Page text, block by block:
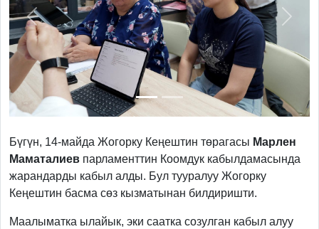
Previous Next
Бүгүн, 14-майда Жогорку Кеңештин төрагасы Марлен
Маматалиев парламенттин Коомдук кабылдамасында
жарандарды кабыл алды. Бул тууралуу Жогорку
Кеңештин басма сөз кызматынан билдиришти.
Маалыматка ылайык, эки саатка созулган кабыл алуу